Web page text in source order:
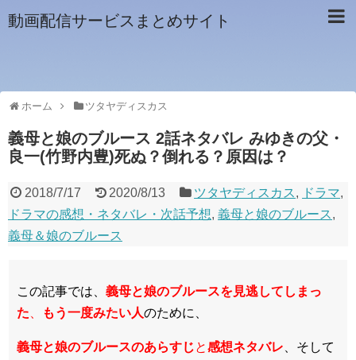
動画配信サービスまとめサイト
ホーム ツタヤディスカス
義母と娘のブルース 2話ネタバレ みゆきの父・
良一(竹野内豊)死ぬ？倒れる？原因は？
2018/7/17 2020/8/13 ツタヤディスカス, ドラマ,
ドラマの感想・ネタバレ・次話予想, 義母と娘のブルース,
義母＆娘のブルース
この記事では、 義母と娘のブルースを見逃してしまっ
た
もう一度みたい人のために、
義母と娘のブルースのあらすじと感想ネタバレ 、そして